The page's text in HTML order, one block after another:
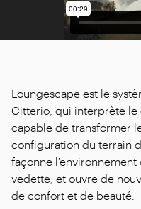
Loungescape est le
Citterio, qui interprète le
capable de transformer
configuration du terrain
façonne
vedette, et ouvre de
de confort et de beauté.